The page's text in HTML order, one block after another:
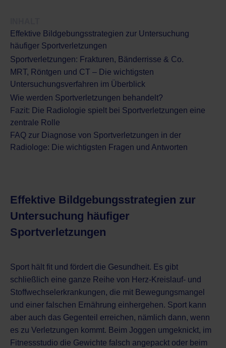
Effektive Bildgebungsstrategien zur Untersuchung
häufiger Sportverletzungen
Sportverletzungen: Frakturen, Bänderrisse & Co.
MRT, Röntgen und CT – Die wichtigsten
Untersuchungsverfahren im Überblick
Wie werden Sportverletzungen behandelt?
Fazit: Die Radiologie spielt bei Sportverletzungen eine
zentrale Rolle
FAQ zur Diagnose von Sportverletzungen in der
Radiologe: Die wichtigsten Fragen und Antworten
Effektive Bildgebungsstrategien zur
Untersuchung häufiger
Sportverletzungen
Sport hält fit und fördert die Gesundheit. Es gibt
schließlich eine ganze Reihe von Herz-Kreislauf- und
Stoffwechselerkrankungen, die mit Bewegungsmangel
und einer falschen Ernährung einhergehen. Sport kann
aber auch das Gegenteil erreichen, nämlich dann, wenn
es zu Verletzungen kommt. Beim Joggen umgeknickt, im
Fitnessstudio die Gewichte falsch angepackt oder beim